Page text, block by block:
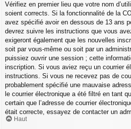
Vérifiez en premier lieu que votre nom
soient corrects. Si la fonctionnalité de la
avez spécifié avoir en dessous de 13 ans
devrez suivre les instructions que vous
exigeront également que les nouvelles
soit par vous-même ou soit par un
puissiez ouvrir une session ; cette
inscription. Si vous aviez reçu un courrier
instructions. Si vous ne recevez pas de
probablement spécifié une mauvaise
le courrier électronique a été filtré en tant
certain que l’adresse de courrier
était correcte, essayez de contacter un
Haut